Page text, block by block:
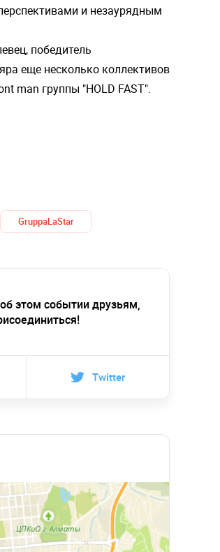
и незаурядным
победитель
еще несколько коллективов
man группы "HOLD FAST".
GruppaLaStar
этом событии друзьям,
Twitter